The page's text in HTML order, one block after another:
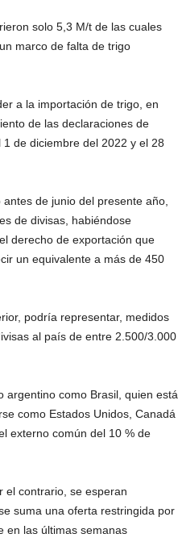
solo 5,3 M/t de las cuales
marco de falta de trigo
a la importación de trigo, en
de las declaraciones de
de diciembre del 2022 y el 28
de junio del presente año,
de divisas, habiéndose
derecho de exportación que
un equivalente a más de 450
podría representar, medidos
al país de entre 2.500/3.000
argentino como Brasil, quien está
como Estados Unidos, Canadá
externo común del 10 % de
el contrario, se esperan
suma una oferta restringida por
en las últimas semanas